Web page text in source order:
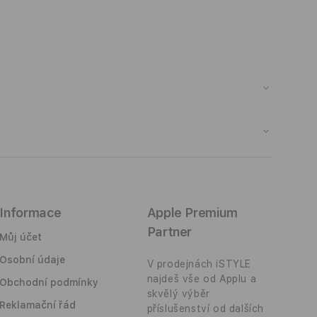
Informace
Můj účet
Osobní údaje
Obchodní podmínky
Reklamační řád
Apple Premium
Partner
V prodejnách iSTYLE
najdeš vše od Applu a
skvělý výběr
příslušenství od dalších